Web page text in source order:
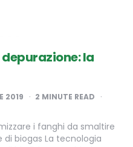
la
2019 2 MINUTE READ
i fanghi da smaltire
di biogas La tecnologia